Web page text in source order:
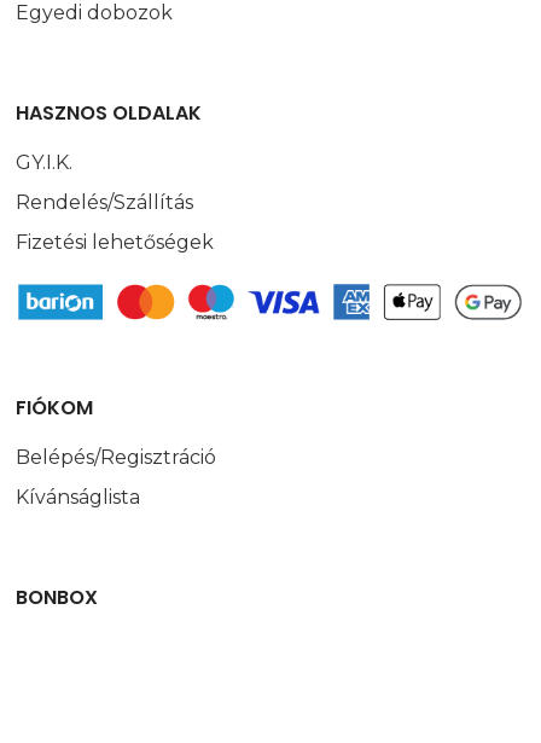
Egyedi dobozok
HASZNOS OLDALAK
GY.I.K.
Rendelés/Szállítás
Fizetési lehetőségek
FIÓKOM
Belépés/Regisztráció
Kívánságlista
BONBOX